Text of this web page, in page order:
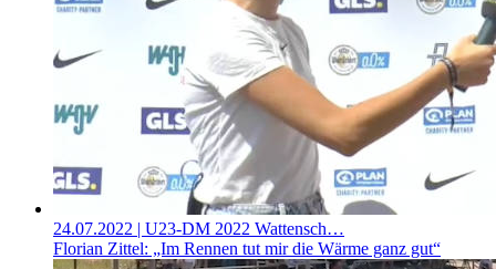
24.07.2022 | U23-DM 2022 Wattensch…
Florian Zittel: „Im Rennen tut mir die Wärme ganz gut“